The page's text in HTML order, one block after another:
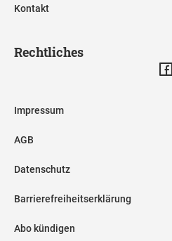
Kontakt
Rechtliches
Impressum
AGB
Datenschutz
Barrierefreiheitserklärung
Abo kündigen